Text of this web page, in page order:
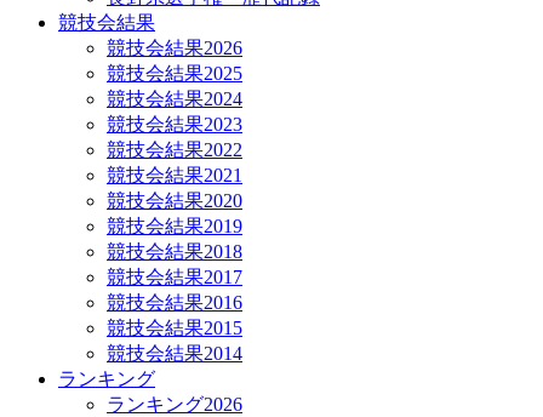
競技会結果
競技会結果2026
競技会結果2025
競技会結果2024
競技会結果2023
競技会結果2022
競技会結果2021
競技会結果2020
競技会結果2019
競技会結果2018
競技会結果2017
競技会結果2016
競技会結果2015
競技会結果2014
ランキング
ランキング2026